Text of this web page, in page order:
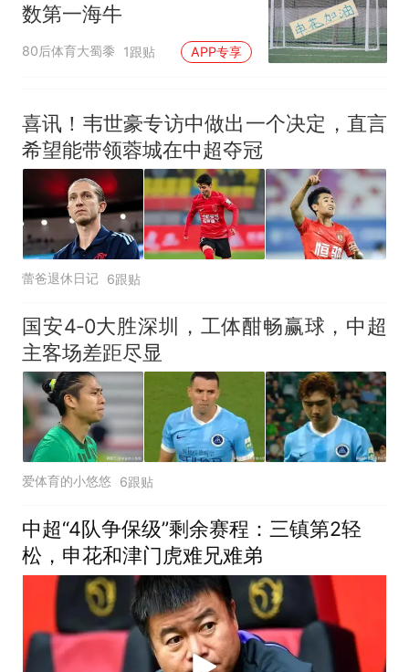
数第一海牛
80后体育大蜀黍 1跟贴 APP专享
喜讯！韦世豪专访中做出一个决定，直言
希望能带领蓉城在中超夺冠
蕾爸退休日记 6跟贴
国安4‑0大胜深圳，工体酣畅赢球，中超
主客场差距尽显
爱体育的小悠悠 6跟贴
中超“4队争保级”剩余赛程：三镇第2轻
松，申花和津门虎难兄难弟